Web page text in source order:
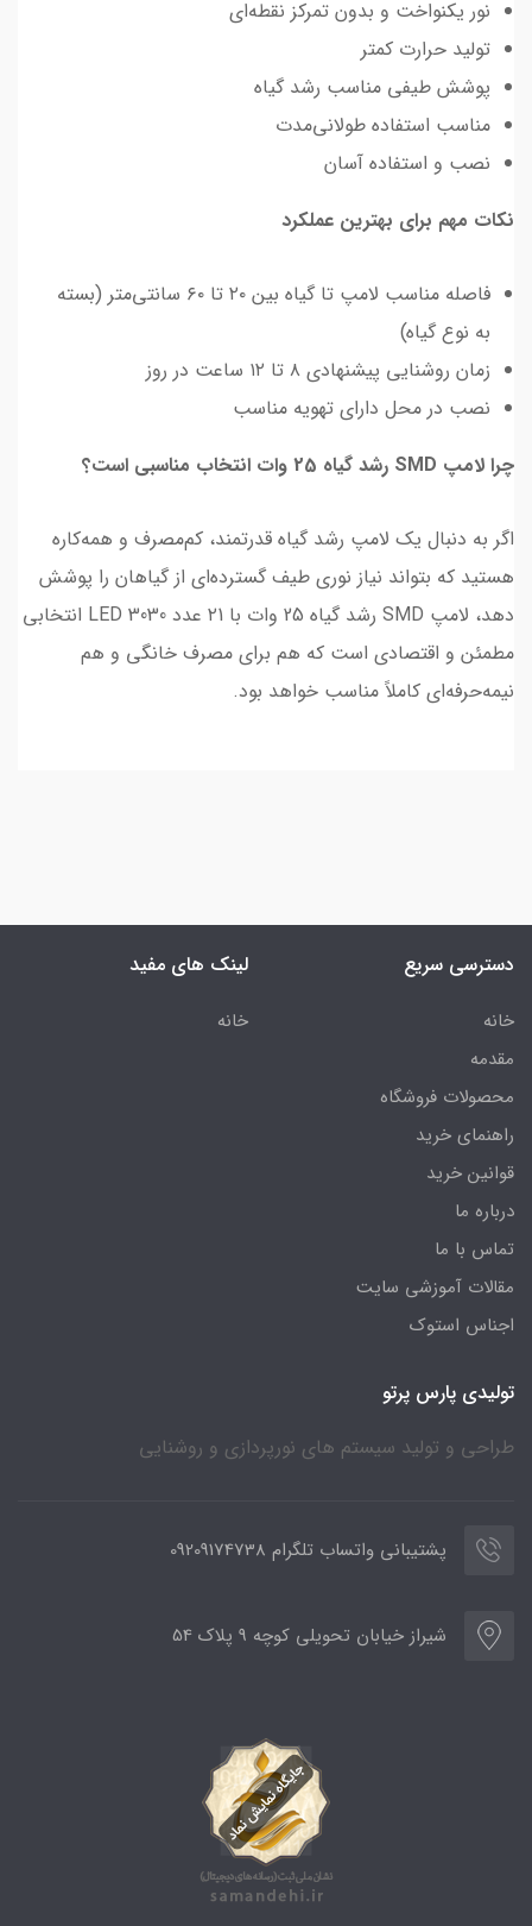
نور یکنواخت و بدون تمرکز نقطه‌ای
تولید حرارت کمتر
پوشش طیفی مناسب رشد گیاه
مناسب استفاده طولانی‌مدت
نصب و استفاده آسان
نکات مهم برای بهترین عملکرد
فاصله مناسب لامپ تا گیاه بین ۲۰ تا ۶۰ سانتی‌متر (بسته
به نوع گیاه)
زمان روشنایی پیشنهادی ۸ تا ۱۲ ساعت در روز
نصب در محل دارای تهویه مناسب
چرا لامپ SMD رشد گیاه 25 وات انتخاب مناسبی است؟
اگر به دنبال یک لامپ رشد گیاه قدرتمند، کم‌مصرف و همه‌کاره
هستید که بتواند نیاز نوری طیف گسترده‌ای از گیاهان را پوشش
دهد، لامپ SMD رشد گیاه 25 وات با ۲1 عدد LED 3030 انتخابی
مطمئن و اقتصادی است که هم برای مصرف خانگی و هم
نیمه‌حرفه‌ای کاملاً مناسب خواهد بود.
دسترسی سریع
خانه
مقدمه
محصولات فروشگاه
راهنمای خرید
قوانین خرید
درباره ما
تماس با ما
مقالات آموزشی سایت
اجناس استوک
لینک های مفید
خانه
تولیدی پارس پرتو
طراحی و تولید سیستم های نورپردازی و روشنایی
پشتیبانی واتساب تلگرام 09209174738
شیراز خیابان تحویلی کوچه 9 پلاک 54